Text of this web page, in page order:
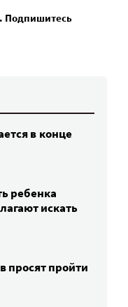
Подпишитесь
в конце
ребенка
искать
просят пройти